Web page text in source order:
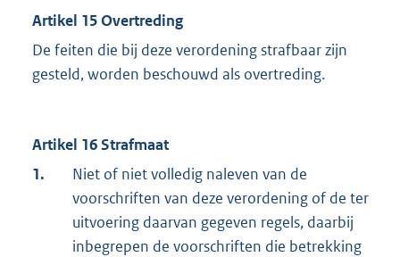
Artikel 15 Overtreding
De feiten die bij deze verordening strafbaar zijn
gesteld, worden beschouwd als overtreding.
Artikel 16 Strafmaat
1.
Niet of niet volledig naleven van de
voorschriften van deze verordening of de ter
uitvoering daarvan gegeven regels, daarbij
inbegrepen de voorschriften die betrekking